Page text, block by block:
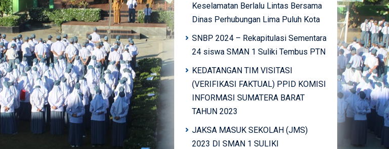
Keselamatan Berlalu Lintas Bersama
Dinas Perhubungan Lima Puluh Kota
SNBP 2024 – Rekapitulasi Sementara
24 siswa SMAN 1 Suliki Tembus PTN
KEDATANGAN TIM VISITASI
(VERIFIKASI FAKTUAL) PPID KOMISI
INFORMASI SUMATERA BARAT
TAHUN 2023
JAKSA MASUK SEKOLAH (JMS)
2023 DI SMAN 1 SULIKI